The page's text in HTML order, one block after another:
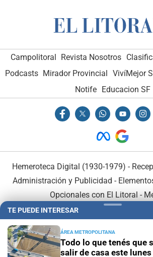
Campolitoral Revista Nosotros
Podcasts Mirador Provincial VivíMejor
Notife Educacion SF
Hemeroteca Digital (1930-1979) -
Administración y Publicidad -
Opcionales con El Litoral -
TE PUEDE INTERESAR
ÁREA METROPOLITANA
Todo lo que tenés que
salir de casa este